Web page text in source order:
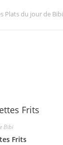
Plats du jour de Bibi
Bibi
Frits